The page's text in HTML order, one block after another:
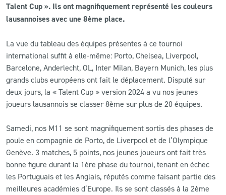
LS ACADEMY CAMPS
MATCH DES CELEBRITES
PRESSE ET MEDIAS
Talent Cup ». Ils ont magnifiquement représenté les couleurs
lausannoises avec une 8ème place.
La vue du tableau des équipes présentes à ce tournoi
international suffit à elle-même: Porto, Chelsea, Liverpool,
Barcelone, Anderlecht, OL, Inter Milan, Bayern Munich, les plus
grands clubs européens ont fait le déplacement. Disputé sur
deux jours, la « Talent Cup » version 2024 a vu nos jeunes
joueurs lausannois se classer 8ème sur plus de 20 équipes.
Samedi, nos M11 se sont magnifiquement sortis des phases de
poule en compagnie de Porto, de Liverpool et de l’Olympique
Genève. 3 matches, 5 points, nos jeunes joueurs ont fait très
bonne figure durant la 1ère phase du tournoi, tenant en échec
les Portuguais et les Anglais, réputés comme faisant partie des
meilleures académies d’Europe. Ils se sont classés à la 2ème